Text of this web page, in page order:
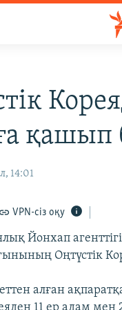
қашып
14:01
VPN-сіз оқу
Йонхап
Оңтүстік
алған